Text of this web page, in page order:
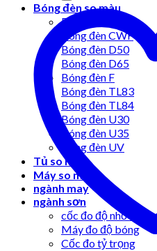
Bóng đèn so màu
Bóng đèn A
Bóng đèn CWF
Bóng đèn D50
Bóng đèn D65
Bóng đèn F
Bóng đèn TL83
Bóng đèn TL84
Bóng đèn U30
Bóng đèn U35
Bóng đèn UV
Tủ so màu
Máy so màu
ngành may
ngành sơn
cốc đo độ nhớt
Máy đo độ bóng
Cốc đo tỷ trọng